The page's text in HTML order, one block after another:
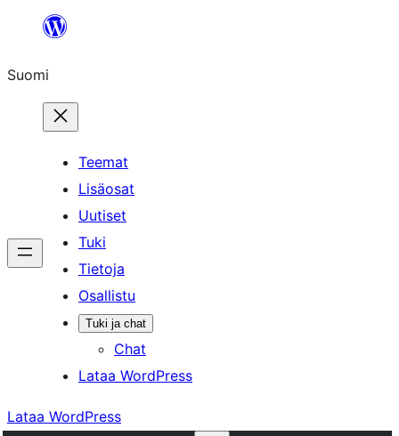
Suomi
Teemat
Lisäosat
Uutiset
Tuki
Tietoja
Osallistu
Tuki ja chat
Chat
Lataa WordPress
Lataa WordPress